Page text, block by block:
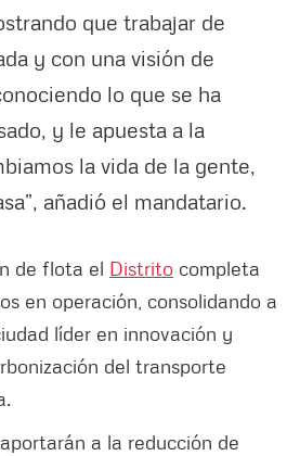
que trabajar de
y con una visión de
lo que se ha
y le apuesta a la
la vida de la gente,
añadió el mandatario.
de flota el Distrito completa
en operación, consolidando a
líder en innovación y
del transporte
a la reducción de